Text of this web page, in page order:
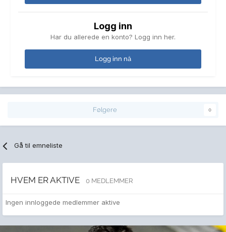
Logg inn
Har du allerede en konto? Logg inn her.
Logg inn nå
Følgere 0
Gå til emneliste
HVEM ER AKTIVE 0 MEDLEMMER
Ingen innloggede medlemmer aktive